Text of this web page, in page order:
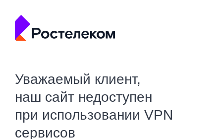
Уважаемый клиент,
наш сайт недоступен
при использовании VPN
сервисов